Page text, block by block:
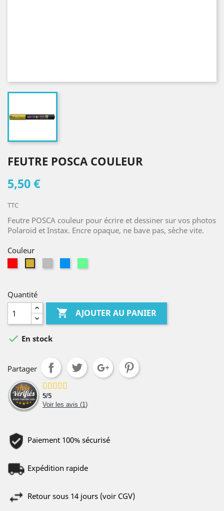
FEUTRE POSCA COULEUR
5,50 €
TTC
Feutre POSCA couleur pour écrire et dessiner sur vos photos
Polaroid et Instax. Encre opaque, ne bave pas, sèche vite.
Couleur
Quantité
 AJOUTER AU PANIER
 En stock
Partager
5/5
Voir les avis (1)
Paiement 100% sécurisé
Expédition rapide
Retour sous 14 jours (voir CGV)